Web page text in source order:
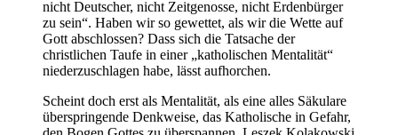
nicht Deutscher, nicht Zeitgenosse, nicht Erdenbürger
zu sein“. Haben wir so gewettet, als wir die Wette auf
Gott abschlossen? Dass sich die Tatsache der
christlichen Taufe in einer „katholischen Mentalität“
niederzuschlagen habe, lässt aufhorchen.
Scheint doch erst als Mentalität, als eine alles Säkulare
überspringende Denkweise, das Katholische in Gefahr,